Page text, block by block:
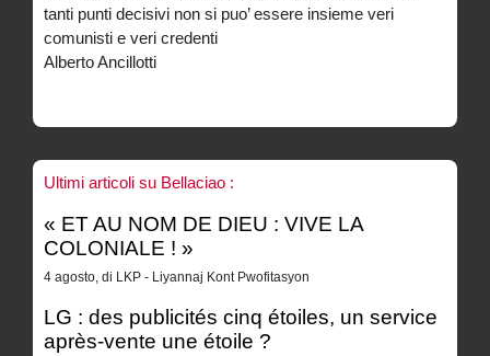
tanti punti decisivi non si puo’ essere insieme veri
comunisti e veri credenti
Alberto Ancillotti
Ultimi articoli su Bellaciao :
« ET AU NOM DE DIEU : VIVE LA
COLONIALE ! »
4 agosto, di LKP - Liyannaj Kont Pwofitasyon
LG : des publicités cinq étoiles, un service
après-vente une étoile ?